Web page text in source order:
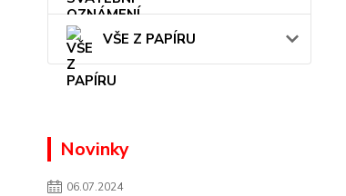
VŠE Z PAPÍRU
Novinky
06.07.2024